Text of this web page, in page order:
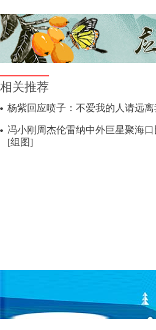
相关推荐
杨紫回应喷子：不爱我的人请远
冯小刚周杰伦雷纳中外巨星聚海
[组图]